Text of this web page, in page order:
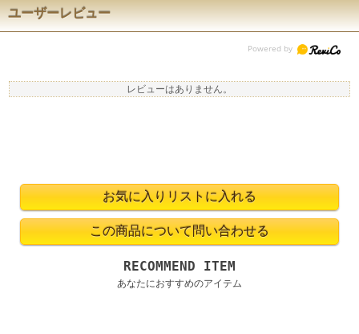
ユーザーレビュー
レビューはありません。
RECOMMEND ITEM
あなたにおすすめのアイテム